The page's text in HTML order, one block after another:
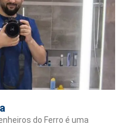
do Ferro é uma